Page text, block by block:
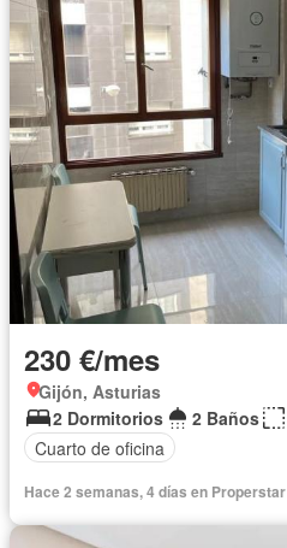
230 €/mes
Gijón, Asturias
2 Dormitorios
2 Baños
Cuarto de oficina
Hace 2 semanas, 4 días en Properstar